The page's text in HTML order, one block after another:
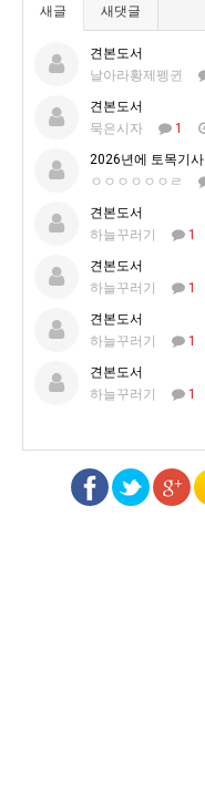
새글 새댓글
견본도서
날아라황제펭귄
견본도서
묵은시자
1
ㅇㅇㅇㅇㅇㅇㄹ
견본도서
하늘꾸러기
1
견본도서
하늘꾸러기
1
견본도서
하늘꾸러기
1
견본도서
하늘꾸러기
1